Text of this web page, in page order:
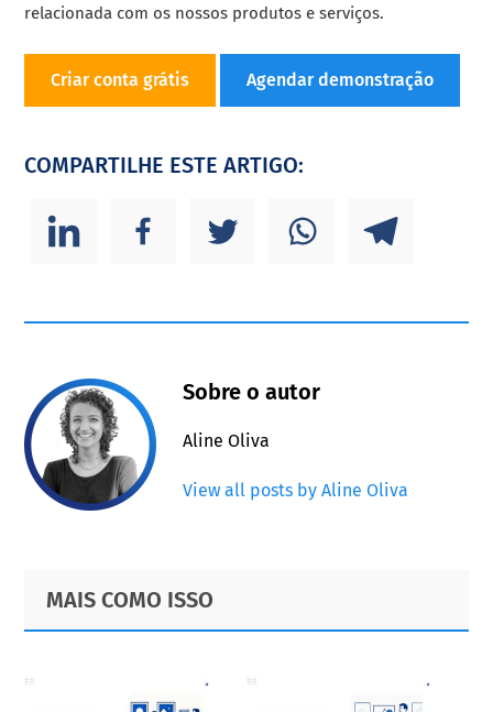
relacionada com os nossos produtos e serviços.
Criar conta grátis Agendar demonstração
COMPARTILHE ESTE ARTIGO:
Sobre o autor
Aline Oliva
View all posts by Aline Oliva
Primary
Sidebar
Footer
MAIS COMO ISSO